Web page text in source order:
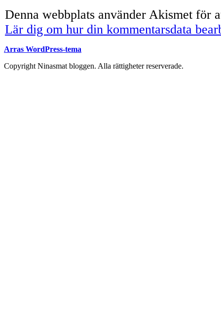
Denna webbplats använder Akismet för
Lär dig om hur din kommentarsdata
Arras WordPress-tema
Copyright Ninasmat bloggen. Alla rättigheter reserverade.